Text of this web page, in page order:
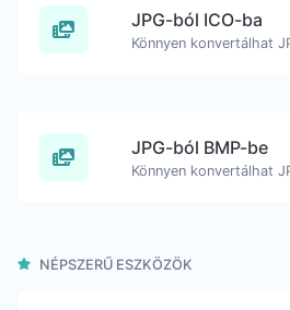
JPG-ból ICO-ba
JPG-ból BMP-be
NÉPSZERŰ ESZKÖZÖK